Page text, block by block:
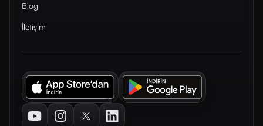
Blog
İletişim
YoutubeInstagramTwitterLinkedIn